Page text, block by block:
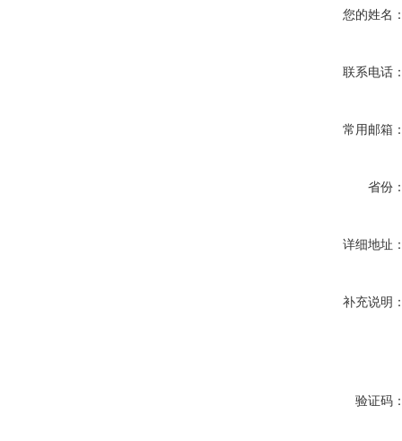
您的姓名
联系电话
常用邮箱
省份
详细地址
补充说明
验证码